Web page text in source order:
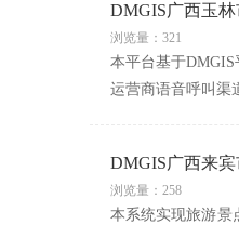
DMGIS广西玉
浏览量：321
本平台基于
运营商语音呼叫渠
DMGIS广西来
浏览量：258
本系统实现旅游景